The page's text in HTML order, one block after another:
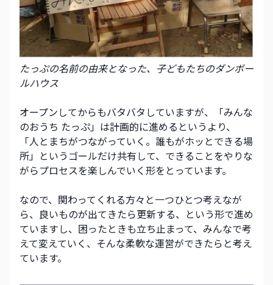
たっぷの名前の由来となった、子どもたちのダンボー
ルハウス
オープンしてからもバタバタしていますが、「みんな
のおうち たっぷ」は計画的に進めるというより、
「人とまちがつながっていく。誰もがホッとできる場
所」というゴールだけ共有して、できることをやりな
がらプロセスを楽しんでいく形をとっています。
なので、関わってくれる方々と一つひとつ考えなが
ら、良いものが出てきたら更新する、という形で進め
ていますし、困ったときも立ち止まって、みんなで考
えて変えていく、そんな柔軟な運営ができたらと考え
ています。